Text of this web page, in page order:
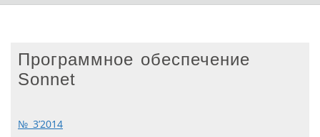
Программное обеспечение
Sonnet
№ 3’2014